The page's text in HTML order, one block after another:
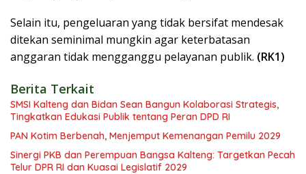
Selain itu, pengeluaran yang tidak bersifat mendesak
ditekan seminimal mungkin agar keterbatasan
anggaran tidak mengganggu pelayanan publik. (RK1)
Berita Terkait
SMSI Kalteng dan Bidan Sean Bangun Kolaborasi Strategis,
Tingkatkan Edukasi Publik tentang Peran DPD RI
PAN Kotim Berbenah, Menjemput Kemenangan Pemilu 2029
Sinergi PKB dan Perempuan Bangsa Kalteng: Targetkan Pecah
Telur DPR RI dan Kuasai Legislatif 2029